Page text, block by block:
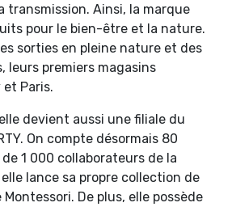
transmission. Ainsi, la marque
pour le bien-être et la nature.
sorties en pleine nature et des
leurs premiers magasins
Paris.
devient aussi une filiale du
On compte désormais 80
1 000 collaborateurs de la
lance sa propre collection de
De plus, elle possède